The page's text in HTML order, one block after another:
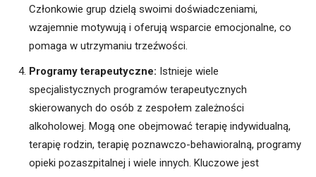
Członkowie grup dzielą swoimi doświadczeniami,
wzajemnie motywują i oferują wsparcie emocjonalne, co
pomaga w utrzymaniu trzeźwości.
Programy terapeutyczne: Istnieje wiele
specjalistycznych programów terapeutycznych
skierowanych do osób z zespołem zależności
alkoholowej. Mogą one obejmować terapię indywidualną,
terapię rodzin, terapię poznawczo-behawioralną, programy
opieki pozaszpitalnej i wiele innych. Kluczowe jest